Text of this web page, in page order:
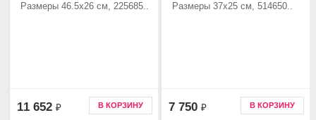
Размеры 46.5x26 см, 225685..
11 652 ₽ В КОРЗИНУ
Размеры 37x25 см, 514650..
7 750 ₽ В КОРЗИНУ